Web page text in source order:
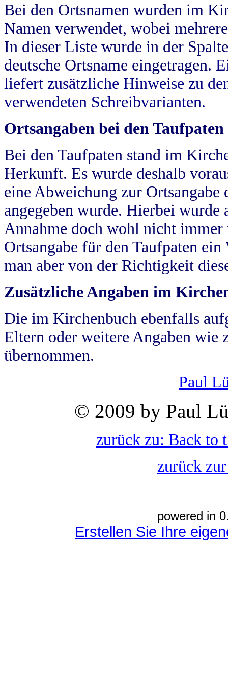
Bei den Ortsnamen wurden im
Namen verwendet, wobei
In dieser Liste wurde in der
deutsche Ortsname eingetragen.
liefert zusätzliche Hinweise zu
verwendeten Schreibvarianten.
Ortsangaben bei den Taufpaten
Bei den Taufpaten stand im
Herkunft. Es wurde deshalb
eine Abweichung zur
angegeben wurde. Hierbei wurde
Annahme doch wohl nicht
Ortsangabe für den Taufpaten
man aber von der Richtigkeit
Zusätzliche Angaben im
Die im Kirchenbuch ebenfalls
Eltern oder weitere Angaben wie
übernommen.
Paul
© 2009 by Paul
zurück zu: Back to
zurück
powered in
Erstellen Sie Ihre